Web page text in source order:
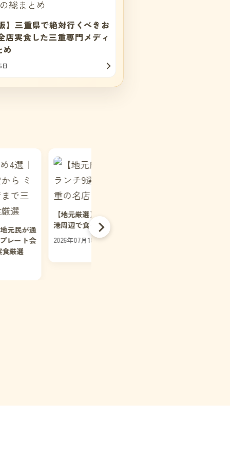
】三重県で絶対行くべきお
店実食した三重専門メディ
め
なぎさまちランチ9選｜
三重の名店
【2026年版】松阪・津のひとりごは
夜に行きたい居酒屋・名店12選｜地